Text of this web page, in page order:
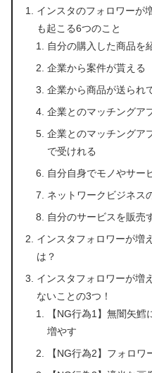
インスタのフォロワーが
も起こる6つのこと
自分の購入した商品を
企業から案件が貰える
企業から商品が送られ
企業とのマッチングア
企業とのマッチングア
で受けれる
自分自身でモノやサー
ネットワークビジネス
自分のサービスを販売
インスタフォロワーが増
は？
インスタフォロワーが増
ないことの3つ！
【NG行為1】無闇矢
増やす
【NG行為2】フォロワ